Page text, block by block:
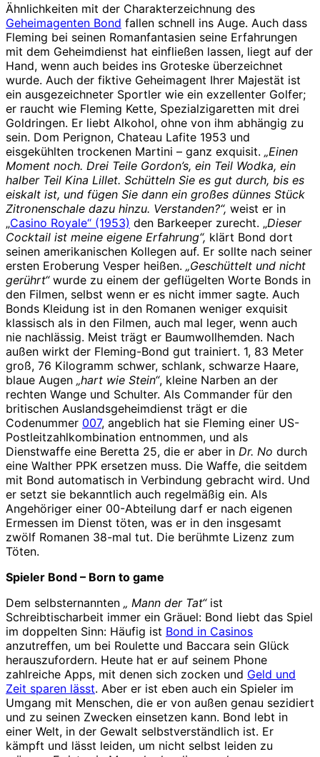
Ähnlichkeiten mit der Charakterzeichnung des
Geheimagenten Bond fallen schnell ins Auge. Auch dass
Fleming bei seinen Romanfantasien seine Erfahrungen
mit dem Geheimdienst hat einfließen lassen, liegt auf der
Hand, wenn auch beides ins Groteske überzeichnet
wurde. Auch der fiktive Geheimagent Ihrer Majestät ist
ein ausgezeichneter Sportler wie ein exzellenter Golfer;
er raucht wie Fleming Kette, Spezialzigaretten mit drei
Goldringen. Er liebt Alkohol, ohne von ihm abhängig zu
sein. Dom Perignon, Chateau Lafite 1953 und
eisgekühlten trockenen Martini – ganz exquisit. „Einen
Moment noch. Drei Teile Gordon’s, ein Teil Wodka, ein
halber Teil Kina Lillet. Schütteln Sie es gut durch, bis es
eiskalt ist, und fügen Sie dann ein großes dünnes Stück
Zitronenschale dazu hinzu. Verstanden?“, weist er in
„Casino Royale“ (1953) den Barkeeper zurecht. „Dieser
Cocktail ist meine eigene Erfahrung“, klärt Bond dort
seinen amerikanischen Kollegen auf. Er sollte nach seiner
ersten Eroberung Vesper heißen. „Geschüttelt und nicht
gerührt“wurde zu einem der geflügelten Worte Bonds in
den Filmen, selbst wenn er es nicht immer sagte. Auch
Bonds Kleidung ist in den Romanen weniger exquisit
klassisch als in den Filmen, auch mal leger, wenn auch
nie nachlässig. Meist trägt er Baumwollhemden. Nach
außen wirkt der Fleming-Bond gut trainiert. 1, 83 Meter
groß, 76 Kilogramm schwer, schlank, schwarze Haare,
blaue Augen „hart wie Stein“, kleine Narben an der
rechten Wange und Schulter. Als Commander für den
britischen Auslandsgeheimdienst trägt er die
Codenummer 007, angeblich hat sie Fleming einer US-
Postleitzahlkombination entnommen, und als
Dienstwaffe eine Beretta 25, die er aber in Dr. No durch
eine Walther PPK ersetzen muss. Die Waffe, die seitdem
mit Bond automatisch in Verbindung gebracht wird. Und
er setzt sie bekanntlich auch regelmäßig ein. Als
Angehöriger einer 00-Abteilung darf er nach eigenen
Ermessen im Dienst töten, was er in den insgesamt
zwölf Romanen 38-mal tut. Die berühmte Lizenz zum
Töten.
Spieler Bond – Born to game
Dem selbsternannten „ Mann der Tat“ist
Schreibtischarbeit immer ein Gräuel: Bond liebt das Spiel
im doppelten Sinn: Häufig ist Bond in Casinos
anzutreffen, um bei Roulette und Baccara sein Glück
herauszufordern. Heute hat er auf seinem Phone
zahlreiche Apps, mit denen sich zocken und Geld und
Zeit sparen lässt. Aber er ist eben auch ein Spieler im
Umgang mit Menschen, die er von außen genau sezidiert
und zu seinen Zwecken einsetzen kann. Bond lebt in
einer Welt, in der Gewalt selbstverständlich ist. Er
kämpft und lässt leiden, um nicht selbst leiden zu